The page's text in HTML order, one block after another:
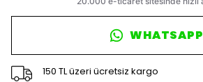
WHATSAPP
150 TL üzeri ücretsiz kargo